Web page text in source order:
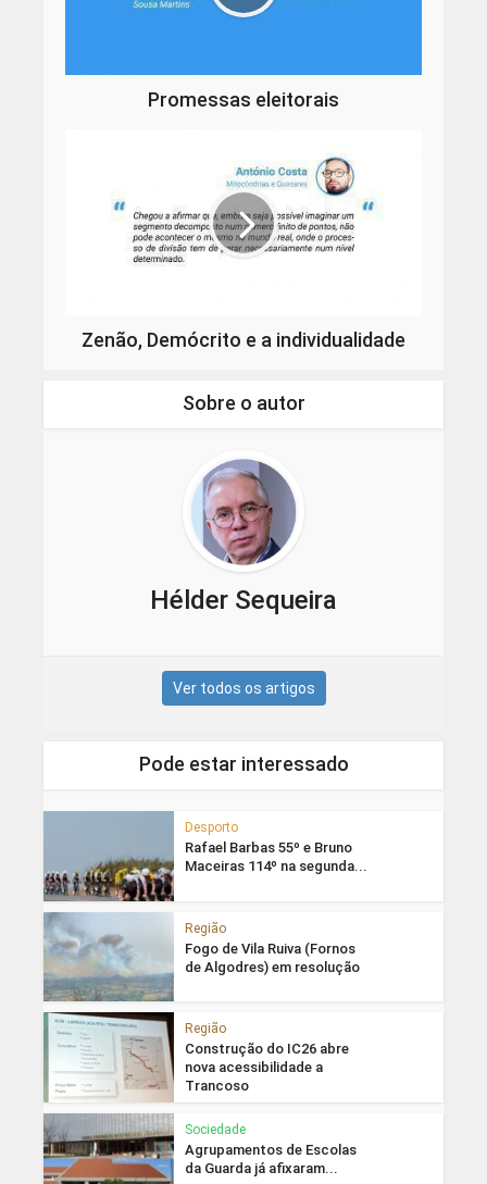
Promessas eleitorais
Zenão, Demócrito e a individualidade
Sobre o autor
Hélder Sequeira
Ver todos os artigos
Pode estar interessado
Desporto
Rafael Barbas 55º e Bruno
Maceiras 114º na segunda...
Região
Fogo de Vila Ruiva (Fornos
de Algodres) em resolução
Região
Construção do IC26 abre
nova acessibilidade a
Trancoso
Sociedade
Agrupamentos de Escolas
da Guarda já afixaram...